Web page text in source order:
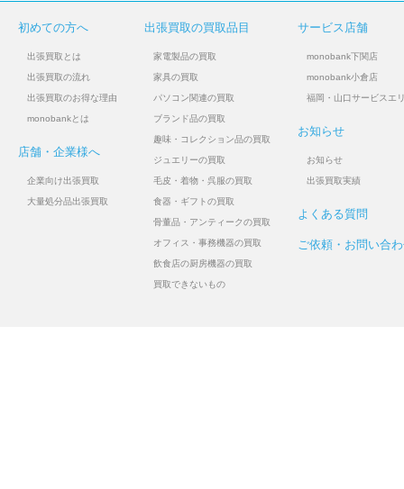
初めての方へ
出張買取とは
出張買取の流れ
出張買取のお得な理由
monobankとは
店舗・企業様へ
企業向け出張買取
大量処分品出張買取
出張買取の買取品目
家電製品の買取
家具の買取
パソコン関連の買取
ブランド品の買取
趣味・コレクション品の買取
ジュエリーの買取
毛皮・着物・呉服の買取
食器・ギフトの買取
骨董品・アンティークの買取
オフィス・事務機器の買取
飲食店の厨房機器の買取
買取できないもの
サービス店舗
monobank下関店
monobank小倉店
福岡・山口サービスエ
お知らせ
お知らせ
出張買取実績
よくある質問
ご依頼・お問い合